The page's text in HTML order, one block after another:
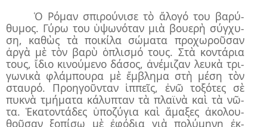
Ὁ Ρό­μαν σπι­ρού­νι­σε τὸ ἄ­λο­γό του βα­ρύ­
θυ­μος. Γύ­ρω του ὑ­ψω­νό­ταν μιὰ βου­ε­ρὴ σύγ­χυ­
ση, κα­θὼς τὰ ποι­κί­λα σώ­μα­τα προ­χω­ροῦ­σαν
ἀρ­γὰ μὲ τὸν βα­ρὺ ὁ­πλι­σμό τους. Στὰ κον­τά­ρια
τους, ἴ­διο κι­νού­με­νο δά­σος, ἀ­νέ­μι­ζαν λευ­κὰ τρι­
γω­νι­κὰ φλάμ­που­ρα μὲ ἔμ­βλη­μα στὴ μέ­ση τὸν
σταυ­ρό. Προ­η­γοῦν­ταν ἱπ­πεῖς, ἐ­νῶ το­ξό­τες σὲ
πυ­κνὰ τμή­μα­τα κά­λυ­πταν τὰ πλα­ϊ­νὰ καὶ τὰ νῶ­
τα. Ἑ­κα­τον­τά­δες ὑ­πο­ζύ­για καὶ ἅ­μα­ξες ἀ­κο­λου­
θοῦ­σαν ξο­πί­σω μὲ ἐ­φό­δια γιὰ πο­λύ­μη­νη ἐκ­